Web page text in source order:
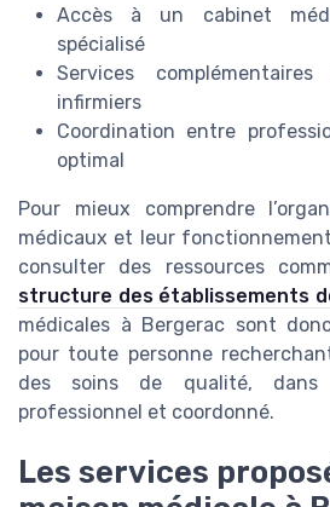
Accès à un cabinet
spécialisé
Services
infirmiers
Coordination entre
optimal
Pour mieux comprendre
médicaux et leur
consulter des ressources
structure des établissements
médicales à Bergerac sont
pour toute personne
des soins de qualité, dans
professionnel et coordonné.
Les services